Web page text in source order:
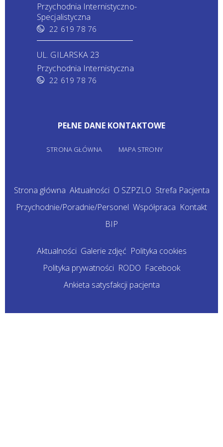
Przychodnia Internistyczno-
Specjalistyczna
22 619 78 76
UL. GILARSKA 23
Przychodnia Internistyczna
22 619 78 76
PEŁNE DANE KONTAKTOWE
STRONA GŁÓWNA MAPA STRONY
Strona główna Aktualności O SZPZLO Strefa Pacjenta
Przychodnie/Poradnie/Personel Współpraca Kontakt
BIP
Aktualności Galerie zdjęć Polityka cookies
Polityka prywatności RODO Facebook
Ankieta satysfakcji pacjenta